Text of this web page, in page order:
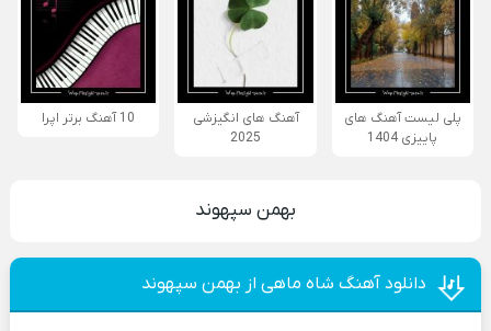
پلی لیست آهنگ های
پاییزی 1404
آهنگ های انگیزشی
2025
10 آهنگ برتر اپرا
بهمن سپهوند
دانلود آهنگ شاه ماهی از بهمن سپهوند